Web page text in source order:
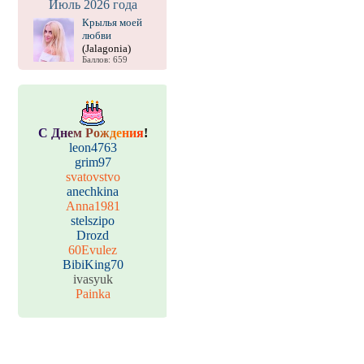
Июль 2026 года
Крылья моей
любви
(Jalagonia)
Баллов: 659
С Днем Рождения!
leon4763
grim97
svatovstvo
anechkina
Anna1981
stelszipo
Drozd
60Evulez
BibiKing70
ivasyuk
Painka